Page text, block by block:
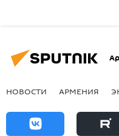
НОВОСТИ АРМЕНИЯ